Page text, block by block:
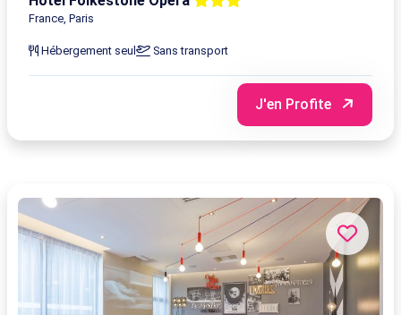
France, Paris
Hébergement seul Sans transport
J'en Profite